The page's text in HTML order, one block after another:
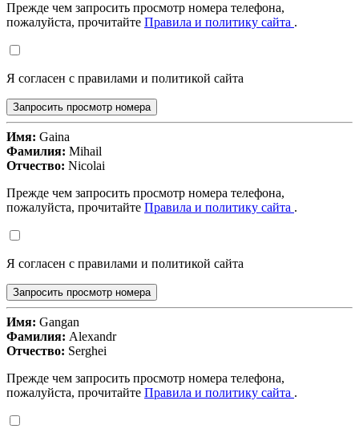
Прежде чем запросить просмотр номера телефона,
пожалуйста, прочитайте Правила и политику сайта .
Я согласен с правилами и политикой сайта
Запросить просмотр номера
Имя: Gaina
Фамилия: Mihail
Отчество: Nicolai
Прежде чем запросить просмотр номера телефона,
пожалуйста, прочитайте Правила и политику сайта .
Я согласен с правилами и политикой сайта
Запросить просмотр номера
Имя: Gangan
Фамилия: Alexandr
Отчество: Serghei
Прежде чем запросить просмотр номера телефона,
пожалуйста, прочитайте Правила и политику сайта .